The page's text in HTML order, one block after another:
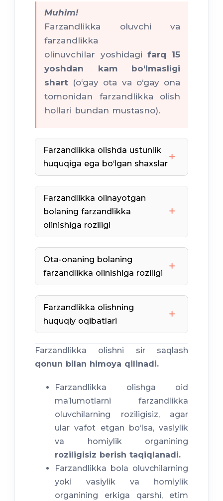
cheklanganlar;
muomalaga layoqatsiz
asab kasalliklari
sobiq farzandlikka
oluvchilar;
boshqalar.
Muhim!
Farzandlikka oluvchi va
farzandlikka
olinuvchilar yoshidagi farq 15
yoshdan kam bo‘lmasligi
shart (o‘gay ota va o‘gay ona
tomonidan farzandlikka olish
hollari bundan mustasno).
Farzandlikka olishda ustunlik
huquqiga ega bo‘lgan shaxslar
qarindoshlari;
oilasida yashayotgan shaxs;
aka-uka, opa-singillarni
kasallik, baxtsiz hodisa
Farzandlikka olinayotgan
bolaning farzandlikka
olinishiga roziligi
farzandlikka olish uchun
uning roziligi talab qilinadi.
Farzandlikka olishda
bolaning roziligisiz amalga
oshirilishi mumkin.
Ota-onaning bolaning
farzandlikka olinishiga roziligi
ota-onasining roziligi talab
etiladi.
roziligini qaytarib
olishga haqli.
noma’lum
bo‘lsa;
Farzandlikka olishning
huquqiy oqibatlari
bolalar
o‘zaro majburiyatlardan ozod
Farzandlikka olishni sir saqlash
qonun bilan himoya qilinadi.
Farzandlikka olishga oid
ma’lumotlarni farzandlikka
oluvchilarning roziligisiz, agar
ular vafot etgan bo‘lsa, vasiylik
va homiylik organining
roziligisiz berish taqiqlanadi.
Farzandlikka bola oluvchilarning
yoki vasiylik va homiylik
organining erkiga qarshi, etim